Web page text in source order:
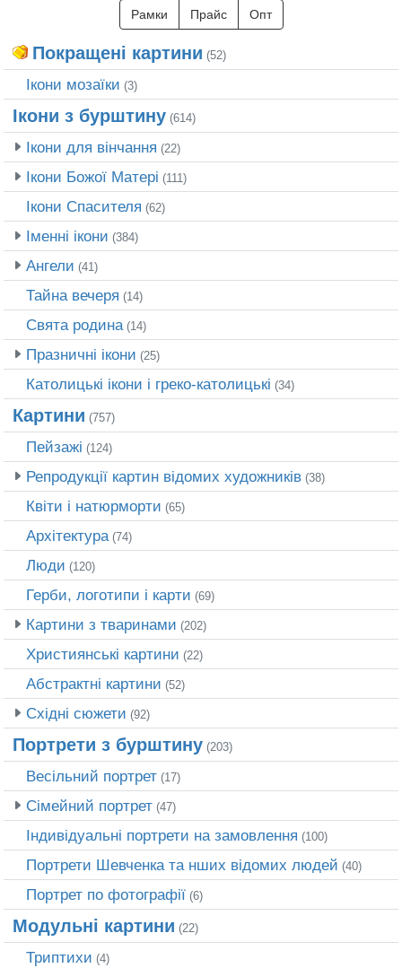
Рамки Прайс Опт
Покращені картини (52)
Ікони мозаїки (3)
Ікони з бурштину (614)
Ікони для вінчання (22)
Ікони Божої Матері (111)
Ікони Спасителя (62)
Іменні ікони (384)
Ангели (41)
Тайна вечеря (14)
Свята родина(14)
Празничні ікони (25)
Католицькі ікони і греко-католицькі (34)
Картини (757)
Пейзажі (124)
Репродукції картин відомих художників (38)
Квіти і натюрморти (65)
Архітектура(74)
Люди (120)
Герби, логотипи і карти (69)
Картини з тваринами (202)
Християнські картини (22)
Абстрактні картини (52)
Східні сюжети (92)
Портрети з бурштину (203)
Весільний портрет (17)
Сімейний портрет (47)
Індивідуальні портрети на замовлення (100)
Портрети Шевченка та нших відомих людей (40)
Портрет по фотографії (6)
Модульні картини (22)
Триптихи (4)